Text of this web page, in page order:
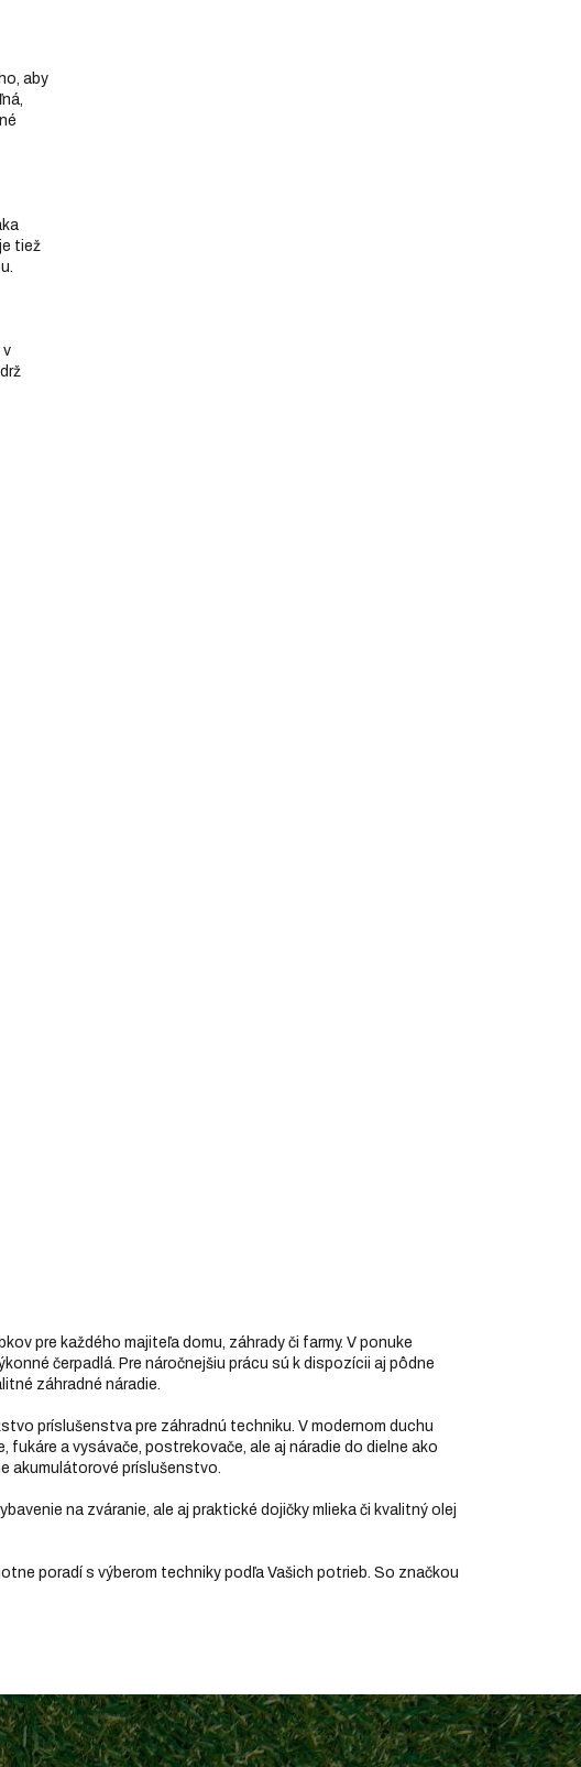
aby
tiež
v
pre každého majiteľa domu, záhrady či farmy. V ponuke
čerpadlá. Pre náročnejšiu prácu sú k dispozícii aj pôdne
záhradné náradie.
príslušenstva pre záhradnú techniku. V modernom duchu
a vysávače, postrekovače, ale aj náradie do dielne ako
akumulátorové príslušenstvo.
na zváranie, ale aj praktické dojičky mlieka či kvalitný olej
poradí s výberom techniky podľa Vašich potrieb. So značkou